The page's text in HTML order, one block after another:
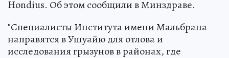
Hondius. Об этом сообщили в Минздраве.
"Специалисты Института имени Мальбрана
направятся в Ушуайю для отлова и
исследования грызунов в районах, где